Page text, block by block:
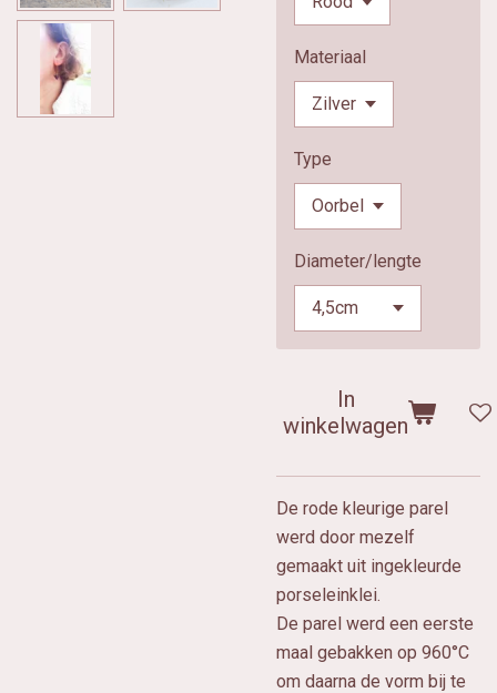
Materiaal
Type
Diameter/lengte
In
winkelwagen
De rode kleurige parel
werd door mezelf
gemaakt uit ingekleurde
porseleinklei.
De parel werd een eerste
maal gebakken op 960°C
om daarna de vorm bij te